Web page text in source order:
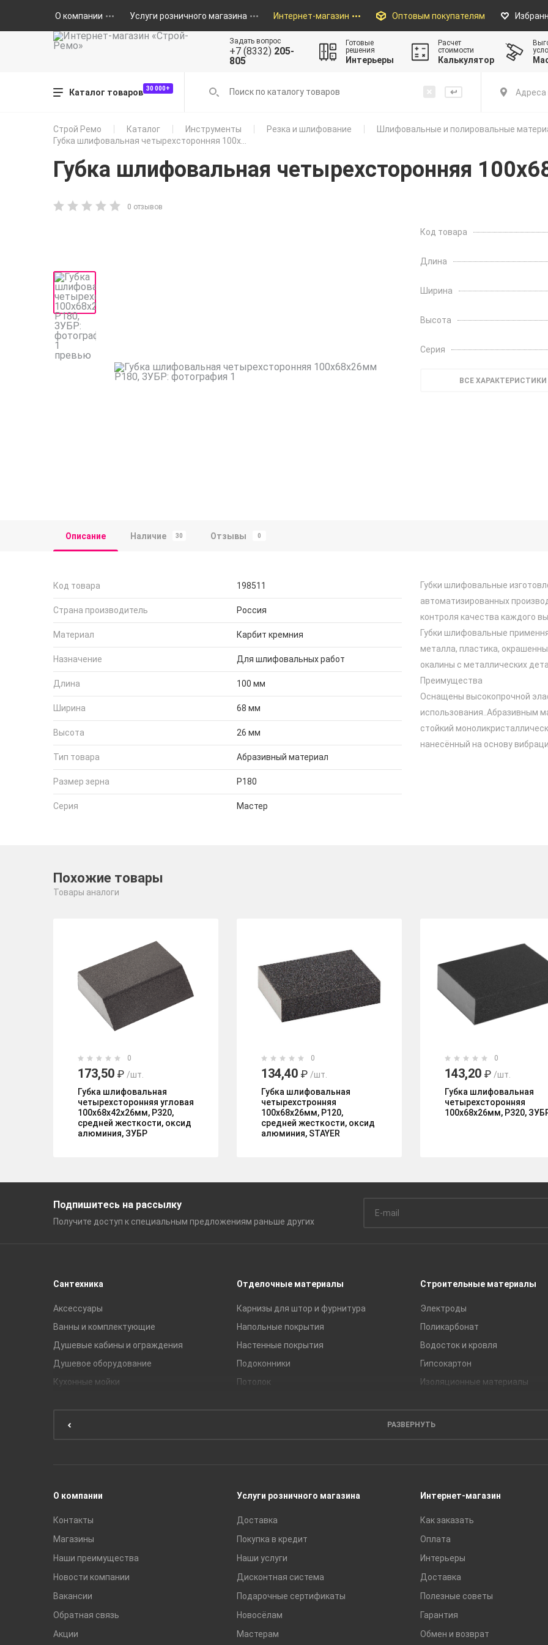
О компании Услуги розничного магазина Интернет-магазин Оптовым покупателям
Задать вопрос
+7 (8332) 205-
805
Готовые
решения
Интерьеры
Расчет
стоимости
Калькулятор
Каталог товаров 30 000+ Адреса
Строй Ремо Каталог Инструменты Резка и шлифование Шлифовальные и полировальные
Губка шлифовальная четырехсторонняя 100х...
Губка шлифовальная четырехсторонняя
0 отзывов
Код товара
Длина
Ширина
Высота
Серия
ВСЕ ХАРАКТЕРИСТИКИ
Описание Наличие 30 Отзывы 0
Код товара 198511
Страна производитель Россия
Материал Карбит кремния
Назначение Для шлифовальных работ
Длина 100 мм
Ширина 68 мм
Высота 26 мм
Тип товара Абразивный материал
Размер зерна P180
Серия Мастер
Губки шлифовальные
автоматизированных
контроля качества каждого
Губки шлифовальные
металла, пластика,
окалины с металлических
Преимущества
Оснащены высокопрочной
использования..Абразивным
стойкий
нанесённый на основу
Похожие товары
Товары аналоги
0
173,50 ₽ /шт.
Губка шлифовальная
четырехсторонняя угловая
100х68х42х26мм, P320,
средней жесткости, оксид
алюминия, ЗУБР
0
134,40 ₽ /шт.
Губка шлифовальная
четырехстронняя
100х68х26мм, P120,
средней жесткости, оксид
алюминия, STAYER
0
143,20 ₽ /шт.
Губка шлифовальная
четырехсторонняя
100х68х26мм, P320,
Подпишитесь на рассылку
Получите доступ к специальным предложениям раньше других
Сантехника
Аксессуары
Ванны и комплектующие
Душевые кабины и ограждения
Душевое оборудование
Кухонные мойки
Отделочные материалы
Карнизы для штор и фурнитура
Напольные покрытия
Настенные покрытия
Подоконники
Потолок
Строительные материалы
Электроды
Поликарбонат
Водосток и кровля
Гипсокартон
Изоляционные материалы
Сухие смеси
РАЗВЕРНУТЬ
О компании
Контакты
Магазины
Наши преимущества
Новости компании
Вакансии
Обратная связь
Акции
Услуги розничного магазина
Доставка
Покупка в кредит
Наши услуги
Дисконтная система
Подарочные сертификаты
Новосёлам
Мастерам
Интернет-магазин
Как заказать
Оплата
Интерьеры
Доставка
Полезные советы
Гарантия
Обмен и возврат